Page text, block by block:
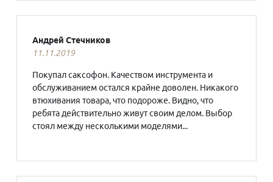
Андрей Стечников
11.11.2019
Покупал саксофон. Качеством инструмента и
обслуживанием остался крайне доволен. Никакого
втюхивания товара, что подороже. Видно, что
ребята действительно живут своим делом. Выбор
стоял между несколькими моделями...